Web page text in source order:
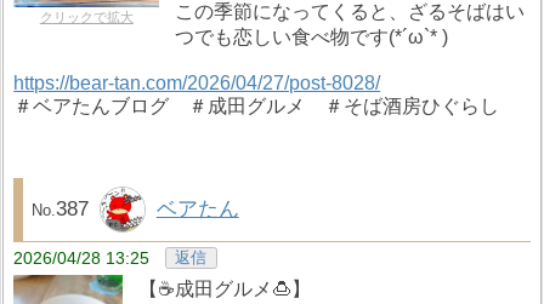
クリックで拡大
この季節になってくると、ざるそばはい
つでも恋しい食べ物です(*´ω`* )
https://bear-tan.com/2026/04/27/post-8028/
＃ベアたんブログ ＃成田グルメ ＃そば酒房ひぐらし
387 ベアたん
2026/04/28 13:25 返信
【☕成田グルメ🍮】